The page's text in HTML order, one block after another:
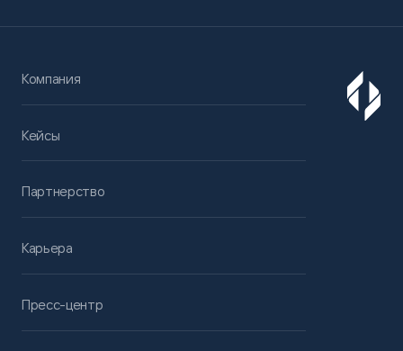
Компания
Кейсы
Партнерство
Карьера
Пресс-центр